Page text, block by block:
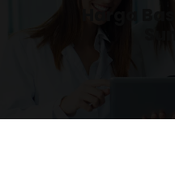
Harga